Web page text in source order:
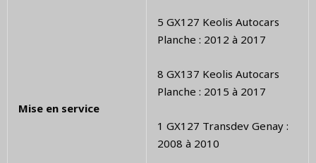
Mise en service
5 GX127 Keolis Autocars
Planche : 2012 à 2017
8 GX137 Keolis Autocars
Planche : 2015 à 2017
1 GX127 Transdev Genay :
2008 à 2010